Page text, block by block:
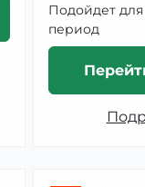
Подойдет для
период